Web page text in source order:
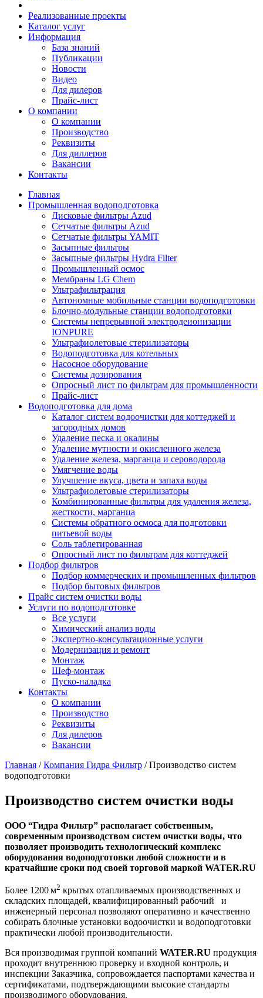
Реализованные проекты
Каталог услуг
Информация
База знаний
Публикации
Новости
Видео
Для дилеров
Прайс-лист
О компании
О компании
Производство
Реквизиты
Для диллеров
Вакансии
Контакты
Главная
Промышленная водоподготовка
Дисковые фильтры Azud
Сетчатые фильтры Azud
Сетчатые фильтры YAMIT
Засыпные фильтры
Засыпные фильтры Hydra Filter
Промышленный осмос
Мембраны LG Chem
Ультрафильтрация
Автономные мобильные станции водоподготовки
Блочно-модульные станции водоподготовки
Системы непрерывной электродеионизации
IONPURE
Ультрафиолетовые стерилизаторы
Водоподготовка для котельных
Насосное оборудование
Системы дозирования
Опросный лист по фильтрам для промышленности
Прайс-лист
Водоподготовка для дома
Каталог систем водоочистки для коттеджей и
загородных домов
Удаление песка и окалины
Удаление мутности и окисленного железа
Удаление железа, марганца и сероводорода
Умягчение воды
Улучшение вкуса, цвета и запаха воды
Ультрафиолетовые стерилизаторы
Комбинированные фильтры для удаления железа,
жесткости, марганца
Системы обратного осмоса для подготовки
питьевой воды
Соль таблетированная
Опросный лист по фильтрам для коттеджей
Подбор фильтров
Подбор коммерческих и промышленных фильтров
Подбор бытовых фильтров
Прайс систем очистки воды
Услуги по водоподготовке
Все услуги
Химический анализ воды
Экспертно-консультационные услуги
Модернизация и ремонт
Монтаж
Шеф-монтаж
Пуско-наладка
Контакты
О компании
Производство
Реквизиты
Для дилеров
Вакансии
Главная /Компания Гидра Фильтр /Производство систем
водоподготовки
Производство систем очистки воды
ООО “Гидра Фильтр” располагает собственным,
современным производством систем очистки воды, что
позволяет производить технологический комплекс
оборудования водоподготовки любой сложности и в
кратчайшие сроки под своей торговой маркой WATER.RU
Более 1200 м2 крытых отапливаемых производственных и
складских площадей, квалифицированный рабочий и
инженерный персонал позволяют оперативно и качественно
собирать блочные установки водоочистки и водоподготовки
практически любой производительности.
Вся производимая группой компаний WATER.RU продукция
проходит внутреннюю проверку и входной контроль, и
инспекции Заказчика, сопровождается паспортами качества и
сертификатами, подтверждающими высокие стандарты
производимого оборудования.